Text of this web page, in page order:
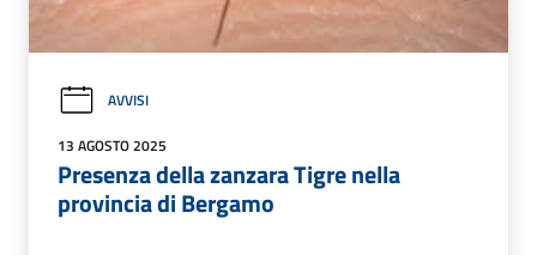
AVVISI
13 AGOSTO 2025
Presenza della zanzara Tigre nella
provincia di Bergamo